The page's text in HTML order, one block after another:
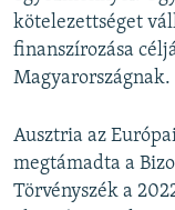
kötelezettséget
finanszírozása
Magyarországnak.
Ausztria az
megtámadta a
Törvényszék a